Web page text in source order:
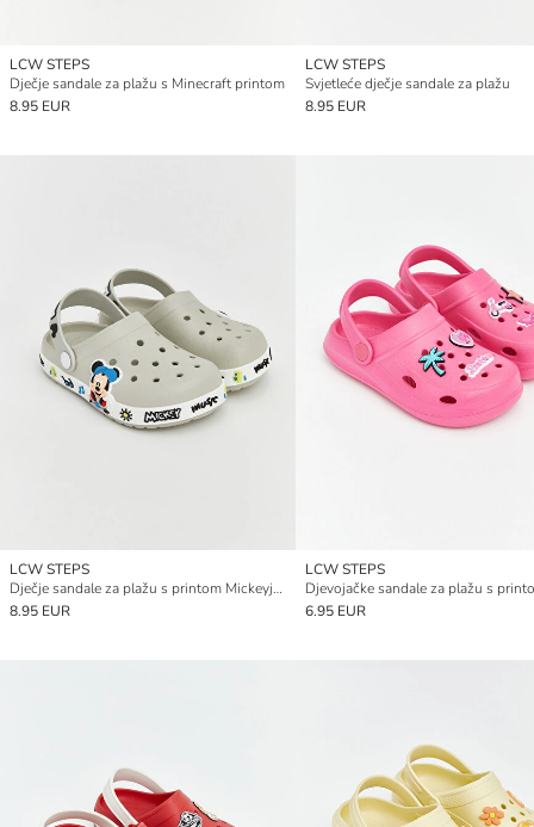
LCW STEPS
Dječje sandale za plažu s Minecraft printom
8.95 EUR
LCW STEPS
Svjetleće dječje sandale za plažu
8.95 EUR
LCW STEPS
Dječje sandale za plažu s printom Mickeyja Mousea
8.95 EUR
LCW STEPS
6.95 EUR